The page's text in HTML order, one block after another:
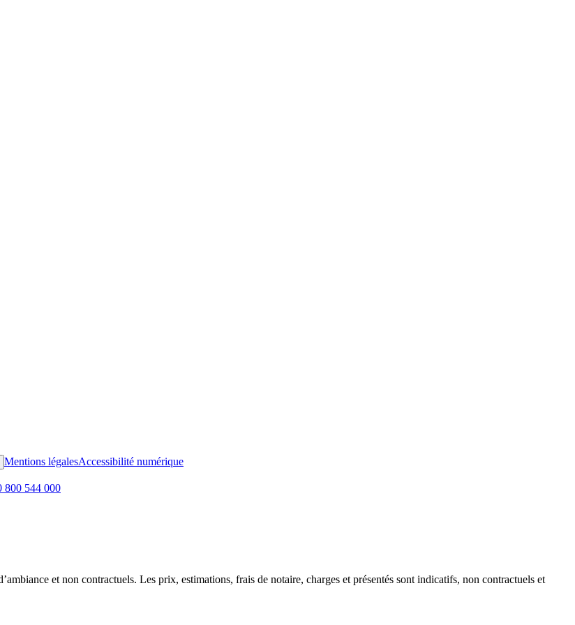
Mentions légalesAccessibilité numérique
800 544 000
et non contractuels. Les prix, estimations, frais de notaire, charges et présentés sont indicatifs, non contractuels et